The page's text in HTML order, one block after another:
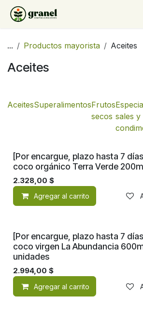
Ir al contenido
... Productos mayorista Aceites
Aceites
AceitesSuperalimentosFrutos
secos sales y
[Por encargue, plazo hasta 7
coco orgánico Terra Verde
2.328,00 $
Agregar al carrito
[Por encargue, plazo hasta 7
coco virgen La Abundancia
unidades
2.994,00 $
Agregar al carrito